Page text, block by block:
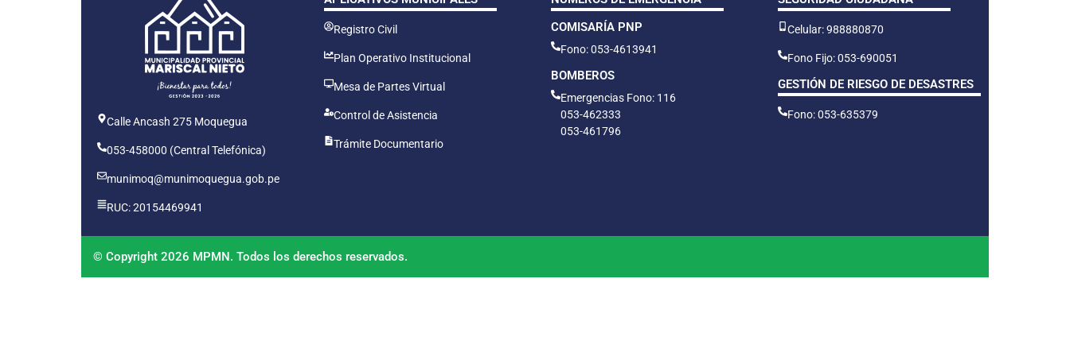
Calle Ancash 275 Moquegua
053-458000 (Central Telefónica)
munimoq@munimoquegua.gob.pe
RUC: 20154469941
Registro Civil
Plan Operativo Institucional
Mesa de Partes Virtual
Control de Asistencia
Trámite Documentario
COMISARÍA PNP
Fono: 053-4613941
BOMBEROS
Emergencias Fono: 116
053-462333
053-461796
Celular: 988880870
Fono Fijo: 053-690051
GESTIÓN DE RIESGO DE DESASTRES
Fono: 053-635379
© Copyright 2026 MPMN. Todos los derechos reservados.